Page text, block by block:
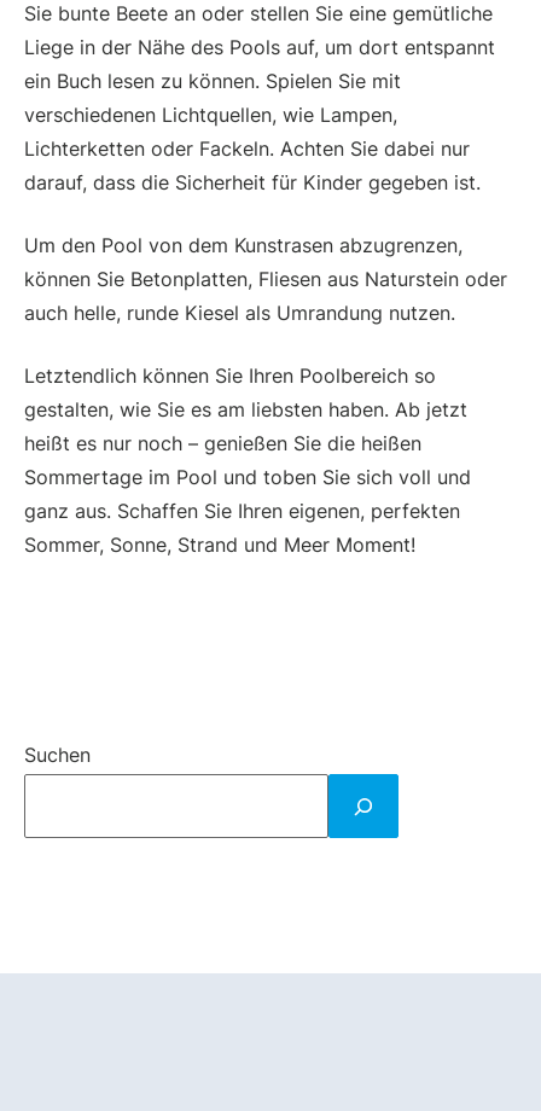
Sie bunte Beete an oder stellen Sie eine gemütliche
Liege in der Nähe des Pools auf, um dort entspannt
ein Buch lesen zu können. Spielen Sie mit
verschiedenen Lichtquellen, wie Lampen,
Lichterketten oder Fackeln. Achten Sie dabei nur
darauf, dass die Sicherheit für Kinder gegeben ist.
Um den Pool von dem Kunstrasen abzugrenzen,
können Sie Betonplatten, Fliesen aus Naturstein oder
auch helle, runde Kiesel als Umrandung nutzen.
Letztendlich können Sie Ihren Poolbereich so
gestalten, wie Sie es am liebsten haben. Ab jetzt
heißt es nur noch – genießen Sie die heißen
Sommertage im Pool und toben Sie sich voll und
ganz aus. Schaffen Sie Ihren eigenen, perfekten
Sommer, Sonne, Strand und Meer Moment!
Suchen